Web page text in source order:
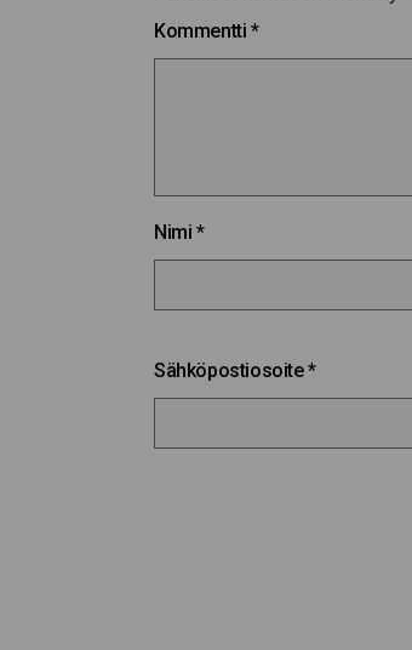
Kommentti *
Nimi *
Sähköpostiosoite*